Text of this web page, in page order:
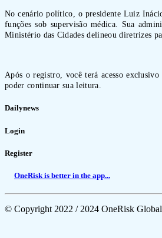
No cenário político, o presidente Luiz
funções sob supervisão médica. Sua
Ministério das Cidades delineou diretrizes
Após o registro, você terá acesso
poder continuar sua leitura.
Dailynews
Login
Register
OneRisk is better in the app...
© Copyright 2022 / 2024 OneRisk